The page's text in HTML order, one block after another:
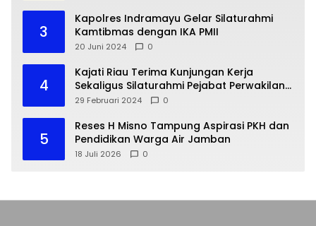
3
Kapolres Indramayu Gelar Silaturahmi
Kamtibmas dengan IKA PMII
20 Juni 2024 0
4
Kajati Riau Terima Kunjungan Kerja
Sekaligus Silaturahmi Pejabat Perwakilan
Bank Indonesia Provinsi Riau
29 Februari 2024 0
5
Reses H Misno Tampung Aspirasi PKH dan
Pendidikan Warga Air Jamban
18 Juli 2026 0